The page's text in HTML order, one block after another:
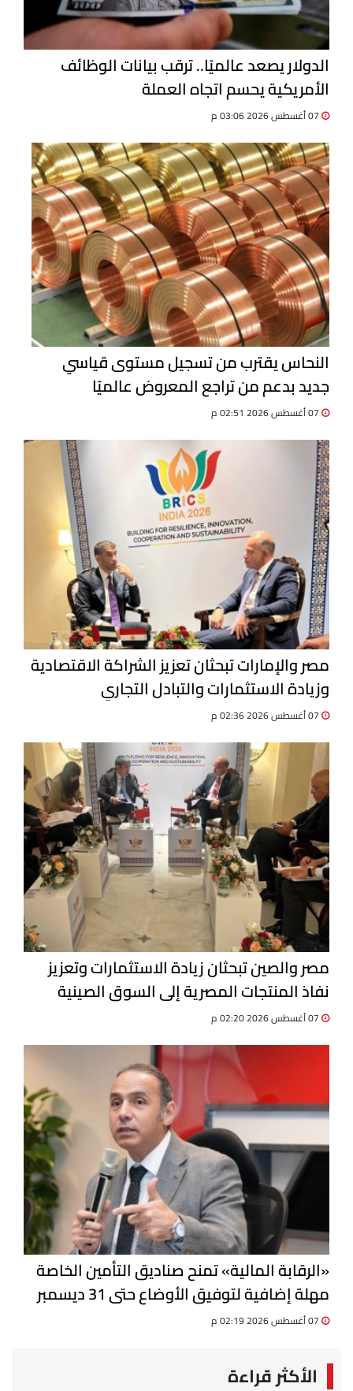
الدولار يصعد عالميًا.. ترقب بيانات الوظائف
الأمريكية يحسم اتجاه العملة
النحاس يقترب من تسجيل مستوى قياسي
جديد بدعم من تراجع المعروض عالميًا
مصر والإمارات تبحثان تعزيز الشراكة الاقتصادية
وزيادة الاستثمارات والتبادل التجاري
مصر والصين تبحثان زيادة الاستثمارات وتعزيز
نفاذ المنتجات المصرية إلى السوق الصينية
«الرقابة المالية» تمنح صناديق التأمين الخاصة
مهلة إضافية لتوفيق الأوضاع حتى 31 ديسمبر
الأكثر قراءة